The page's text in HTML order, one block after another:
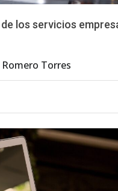
los servicios
Torres